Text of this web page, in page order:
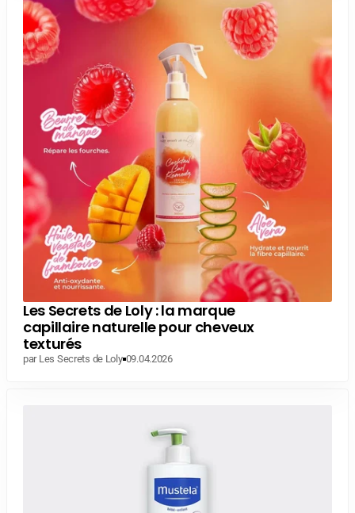
Les Secrets de Loly : la marque
capillaire naturelle pour cheveux
texturés
par Les Secrets de Loly 09.04.2026